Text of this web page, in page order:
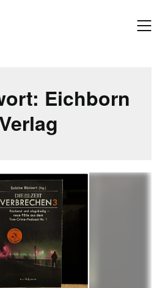
Eichborn
Verlag